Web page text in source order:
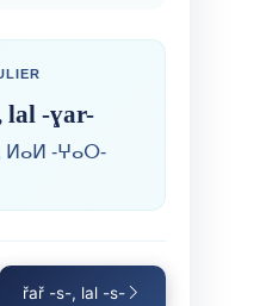
lal -ɣar-
ⵍⴰⵍ -ⵖⴰⵔ-
řař -s-, lal -s-